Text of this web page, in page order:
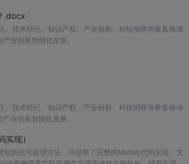
.docx
技术经纪、知识产权、产业创新、科技招商等垂直领域
业创新智能化发展。
技术经纪、知识产权、产业创新、科技招商等垂直领域
业创新智能化发展。
现）
化的信号处理方法，并提供了完整的Matlab代码实现。文